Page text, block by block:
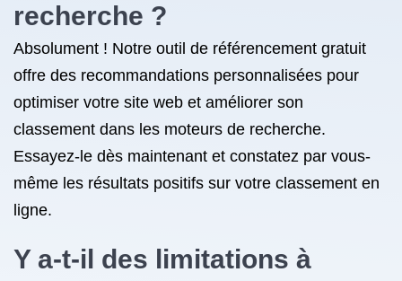
recherche ?
Absolument ! Notre outil de référencement gratuit
offre des recommandations personnalisées pour
optimiser votre site web et améliorer son
classement dans les moteurs de recherche.
Essayez-le dès maintenant et constatez par vous-
même les résultats positifs sur votre classement en
ligne.
Y a-t-il des limitations à